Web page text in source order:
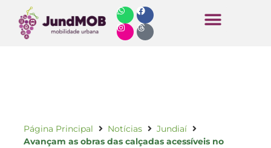
Página Principal Notícias
Jundiaí
Avançam as obras das calçadas acessíveis no